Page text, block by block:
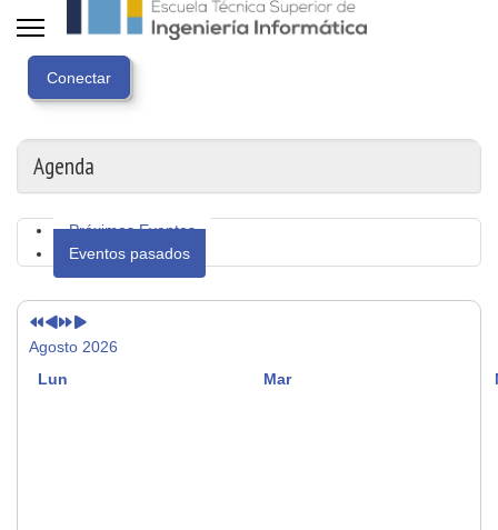
Agenda
Próximos Eventos
Eventos pasados
anterior
Agosto 2026
Lun
Mar